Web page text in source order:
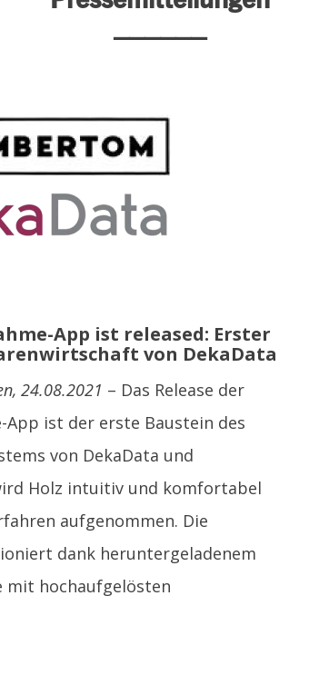
App ist released: Erster
von DekaData
24.08.2021 – Das Release der
ist der erste Baustein des
von DekaData und
Holz intuitiv und komfortabel
aufgenommen. Die
dank heruntergeladenem
mit hochaufgelösten